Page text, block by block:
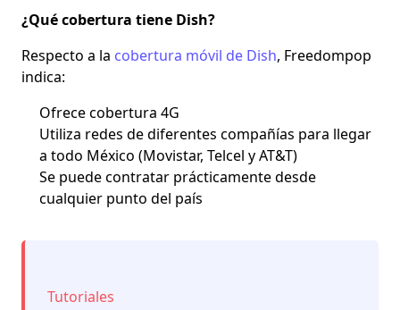
¿Qué cobertura tiene Dish?
Respecto a la cobertura móvil de Dish, Freedompop
indica:
Ofrece cobertura 4G
Utiliza redes de diferentes compañías para llegar
a todo México (Movistar, Telcel y AT&T)
Se puede contratar prácticamente desde
cualquier punto del país
Tutoriales